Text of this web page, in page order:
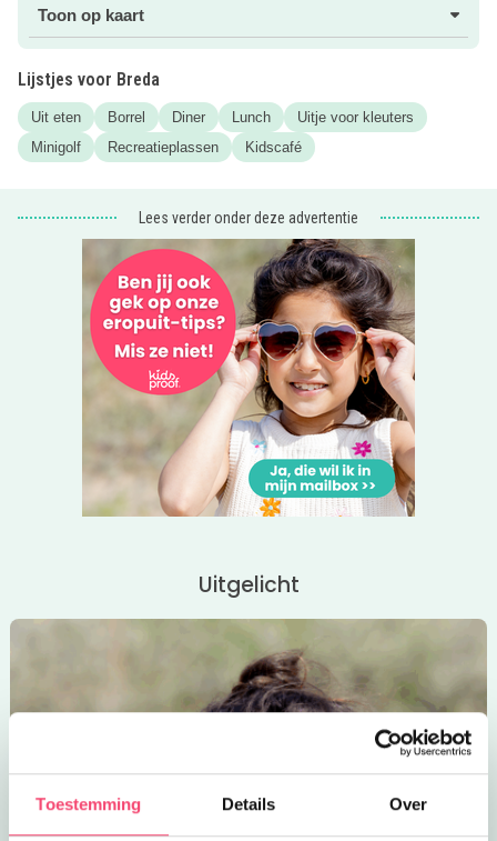
Toestemming Details Over
Toon op kaart
Lijstjes voor Breda
Uit eten Borrel Diner Lunch
Uitje voor kleuters
Minigolf
Recreatieplassen Kidscafé
Lees verder onder deze advertentie
Uitgelicht